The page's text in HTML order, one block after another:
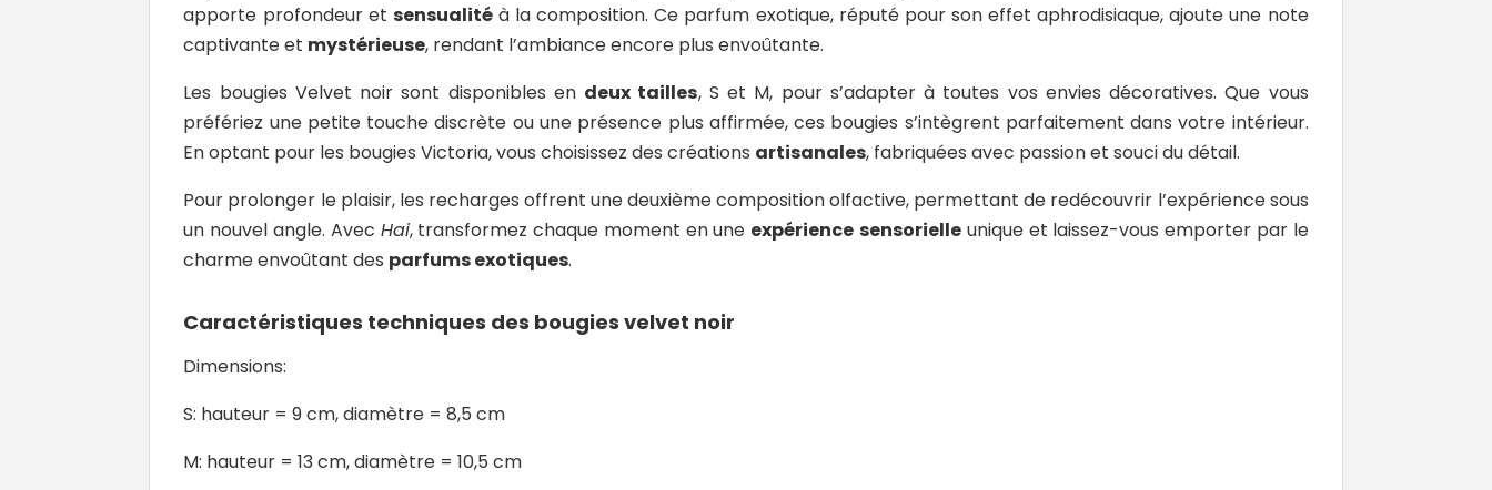
apporte profondeur et sensualitéà la composition. Ce parfum exotique, réputé pour son effet aphrodisiaque, ajoute une note
captivante et mystérieuse, rendant l’ambiance encore plus envoûtante.
Les bougies Velvet noir sont disponibles en deux tailles, S et M, pour s’adapter à toutes vos envies décoratives. Que vous
préfériez une petite touche discrète ou une présence plus affirmée, ces bougies s’intègrent parfaitement dans votre intérieur.
En optant pour les bougies Victoria, vous choisissez des créations artisanales, fabriquées avec passion et souci du détail.
Pour prolonger le plaisir, les recharges offrent une deuxième composition olfactive, permettant de redécouvrir l’expérience sous
un nouvel angle. Avec Hai, transformez chaque moment en une expérience sensorielleunique et laissez-vous emporter par le
charme envoûtant des parfums exotiques.
Caractéristiques techniques des bougies velvet noir
Dimensions:
S: hauteur = 9 cm, diamètre = 8,5 cm
M: hauteur = 13 cm, diamètre = 10,5 cm